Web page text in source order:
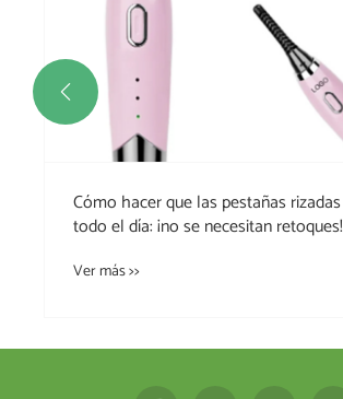
Cómo hacer que las pestañas
todo el día: ¡no se necesitan retoques!
Ver más >>
